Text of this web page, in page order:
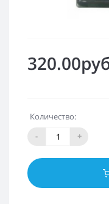
Количество:
-
+